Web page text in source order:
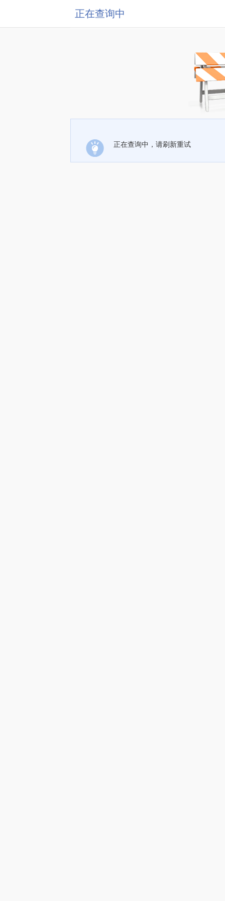
正在查询中
正在查询中，请刷新重试